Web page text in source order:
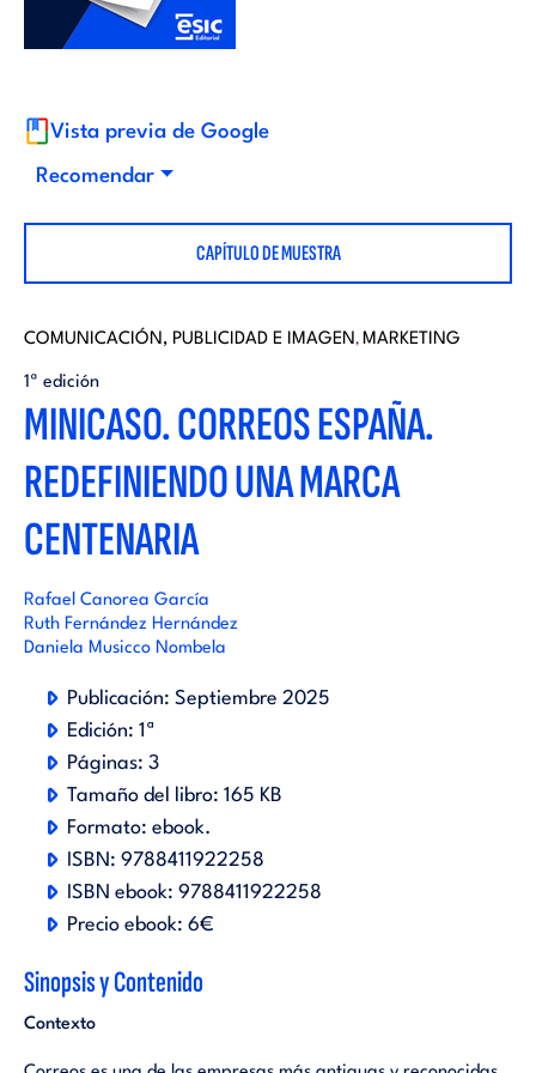
d
r
i
a
l
o
r
a
Vista previa de Google
Recomendar
CAPÍTULO DE MUESTRA
COMUNICACIÓN, PUBLICIDAD E IMAGEN, MARKETING
1ª edición
MINICASO. CORREOS ESPAÑA.
REDEFINIENDO UNA MARCA
CENTENARIA
Rafael Canorea García
Ruth Fernández Hernández
Daniela Musicco Nombela
Publicación: Septiembre 2025
Edición: 1ª
Páginas: 3
Tamaño del libro: 165 KB
Formato: ebook.
ISBN: 9788411922258
ISBN ebook: 9788411922258
Precio ebook: 6€
Sinopsis y Contenido
Contexto